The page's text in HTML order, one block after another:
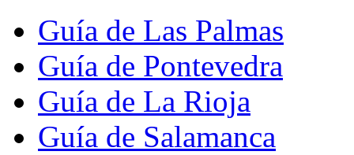
Guía de Las Palmas
Guía de Pontevedra
Guía de La Rioja
Guía de Salamanca